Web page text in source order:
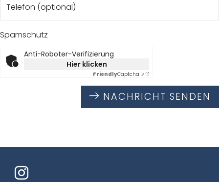
Telefon (optional)
Spamschutz
Anti-Roboter-Verifizierung
Hier klicken
FriendlyCaptcha ⇗
NACHRICHT SENDEN